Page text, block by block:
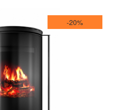
-20%